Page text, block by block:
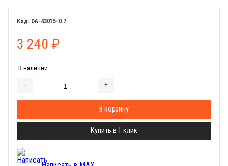
DA-43015-0.7
3 240 ₽
В наличии
- +
В корзину
Купить в 1 клик